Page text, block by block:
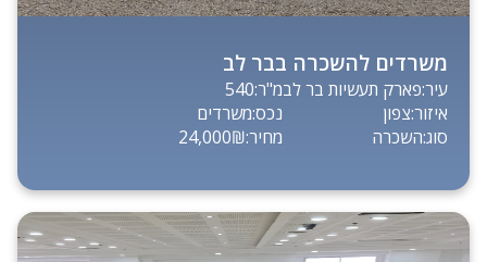
משרדים להשכרה בבר לב
עיר:פארק תעשיות בר לב
איזור:צפון
סוג:השכרה
מ"ר:540
נכס:משרדים
מחיר:24,000₪